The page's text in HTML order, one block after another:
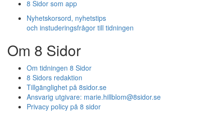
8 Sidor som app
Nyhetskorsord, nyhetstips
och instuderingsfrågor till tidningen
Om 8 Sidor
Om tidningen 8 Sidor
8 Sidors redaktion
Tillgänglighet på 8sidor.se
Ansvarig utgivare: marie.hillblom@8sidor.se
Privacy policy på 8 sidor